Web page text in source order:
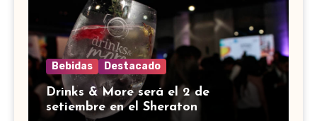
Bebidas Destacado
Drinks & More será el 2 de
setiembre en el Sheraton